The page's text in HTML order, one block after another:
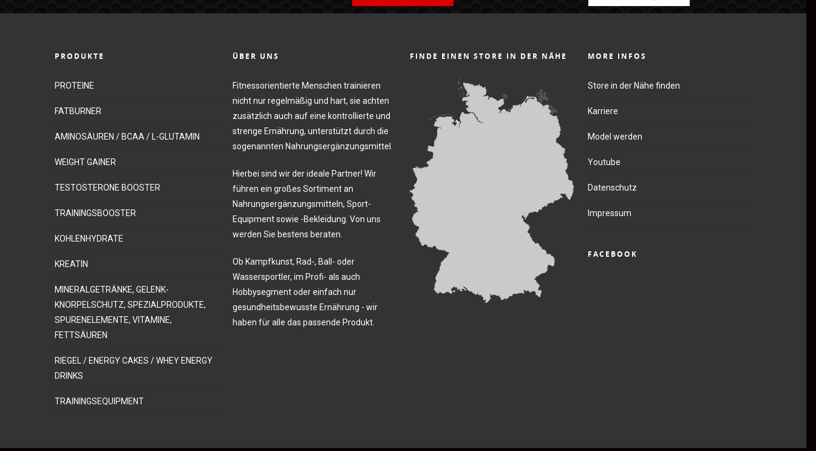
PRODUKTE
PROTEINE
FATBURNER
AMINOSÄUREN / BCAA / L-GLUTAMIN
WEIGHT GAINER
TESTOSTERONE BOOSTER
TRAININGSBOOSTER
KOHLENHYDRATE
KREATIN
MINERALGETRÄNKE, GELENK-
KNORPELSCHUTZ, SPEZIALPRODUKTE,
SPURENELEMENTE, VITAMINE,
FETTSÄUREN
RIEGEL / ENERGY CAKES / WHEY ENERGY
DRINKS
TRAININGSEQUIPMENT
ÜBER UNS
Fitnessorientierte Menschen trainieren
nicht nur regelmäßig und hart, sie achten
zusätzlich auch auf eine kontrollierte und
strenge Ernährung, unterstützt durch die
sogenannten Nahrungsergänzungsmittel.
Hierbei sind wir der ideale Partner! Wir
führen ein großes Sortiment an
Nahrungsergänzungsmitteln, Sport-
Equipment sowie -Bekleidung. Von uns
werden Sie bestens beraten.
Ob Kampfkunst, Rad-, Ball- oder
Wassersportler, im Profi- als auch
Hobbysegment oder einfach nur
gesundheitsbewusste Ernährung - wir
haben für alle das passende Produkt.
FINDE EINEN STORE IN DER NÄHE MORE INFOS
Store in der Nähe finden
Karriere
Model werden
Youtube
Datenschutz
Impressum
FACEBOOK